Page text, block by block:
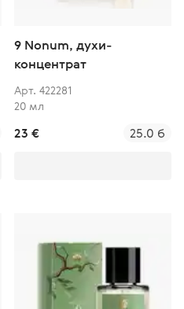
9 Nonum, духи-
концентрат
Арт. 422281
20 мл
23 € 25.0 б